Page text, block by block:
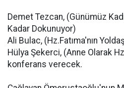
Demet Tezcan, (Günümüz
Kadar Dokunuyor)
Ali Bulac, (Hz.Fatıma'nın
Hülya Şekerci, (Anne Olarak
konferans verecek.